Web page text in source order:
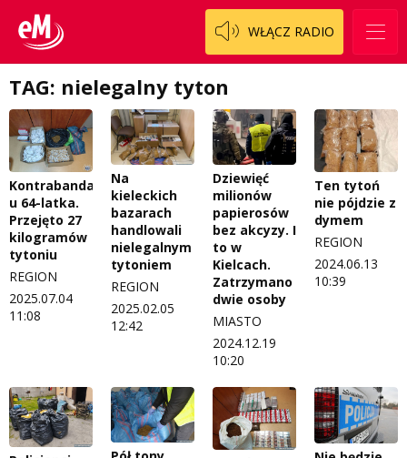
WŁĄCZ RADIO
OdNowa
Pacjent, którego nie zapomnę
Pasjonaci
Piąta strona świata
Prawdę mówiąc
Słowo Dnia
Tak wierzę
Weekend z blondynką
W starych Kielcach
Zespół
Logo do pobrania
Regulamin konkursów
Regulamin przesyłania materiałów
Regulamin sklepu internetowego
Regulamin darowizn
Regulamin konkursu Zwierzak naszej klasy
Polityka prywatności
ZNAJDZIESZ NAS TAKŻE NA
TAG: nielegalny tyton
Kontrabanda
u 64-latka.
Przejęto 27
kilogramów
tytoniu
REGION
2025.07.04
11:08
Na
kieleckich
bazarach
handlowali
nielegalnym
tytoniem
REGION
2025.02.05
12:42
Dziewięć
milionów
papierosów
bez akcyzy. I
to w
Kielcach.
Zatrzymano
dwie osoby
MIASTO
2024.12.19
10:20
Ten tytoń
nie pójdzie z
dymem
REGION
2024.06.13
10:39